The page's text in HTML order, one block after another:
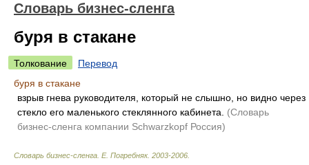
Словарь бизнес-сленга
буря в стакане
Толкование
Перевод
буря в стакане
взрыв гнева руководителя, который не слышно, но видно через
стекло его маленького стеклянного кабинета. (Словарь
бизнес-сленга компании Schwarzkopf Россия)
Словарь бизнес-сленга Е. Погребняк. 2003-2006